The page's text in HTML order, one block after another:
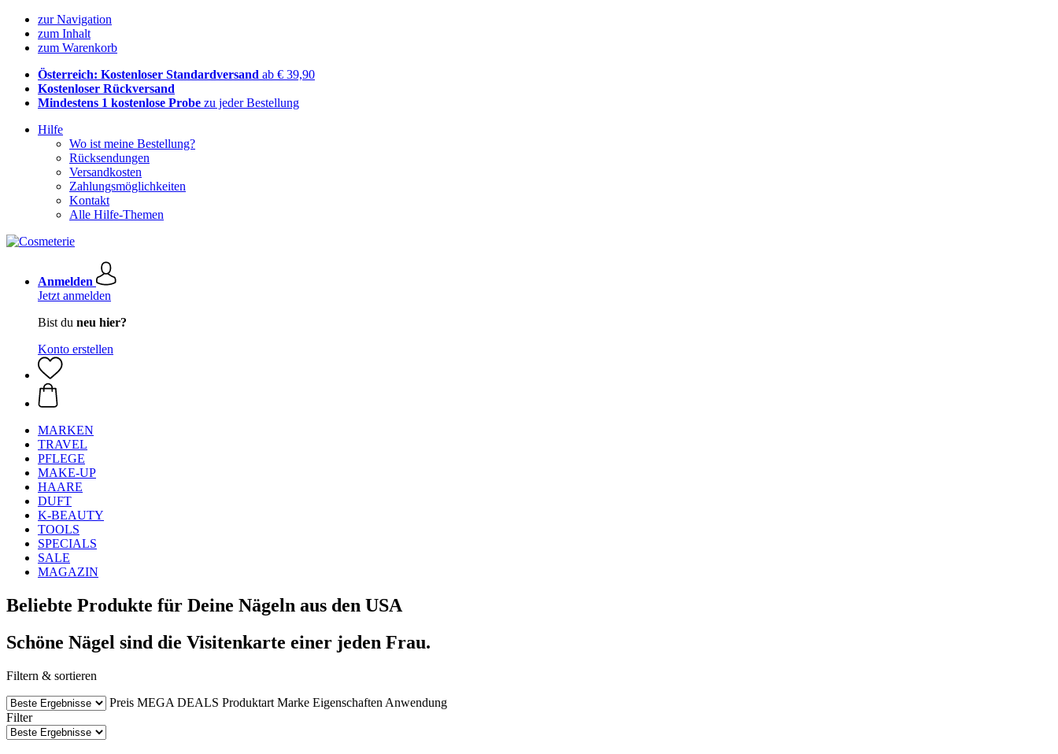
zur Navigation
zum Inhalt
zum Warenkorb
Österreich: Kostenloser Standardversand ab € 39,90
Kostenloser Rückversand
Mindestens 1 kostenlose Probe zu jeder Bestellung
Hilfe
Wo ist meine Bestellung?
Rücksendungen
Versandkosten
Zahlungsmöglichkeiten
Kontakt
Alle Hilfe-Themen
Anmelden
Jetzt anmelden
Bist du neu hier?
Konto erstellen
MARKEN
TRAVEL
PFLEGE
MAKE-UP
HAARE
DUFT
K-BEAUTY
TOOLS
SPECIALS
SALE
MAGAZIN
Beliebte Produkte für Deine Nägeln aus den USA
Schöne Nägel sind die Visitenkarte einer jeden Frau.
Filtern & sortieren
Preis MEGA DEALS Produktart Marke Eigenschaften Anwendung
Filter